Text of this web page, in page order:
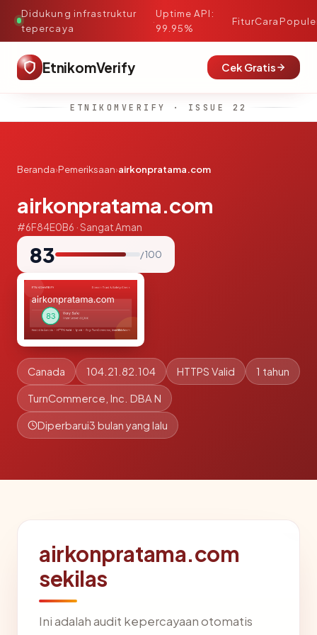
Didukung infrastruktur
tepercaya
·
Uptime API:
99.95%
FiturCara
EtnikomVerify Cek Gratis
ETNIKOMVERIFY · ISSUE 22
Beranda›Pemeriksaan›airkonpratama.com
airkonpratama.com
#6F84E0B6 · Sangat Aman
83 / 100
Canada 104.21.82.104 HTTPS Valid 1 tahun
TurnCommerce, Inc. DBA N
Diperbarui3 bulan yang lalu
airkonpratama.com
sekilas
Ini adalah audit kepercayaan otomatis